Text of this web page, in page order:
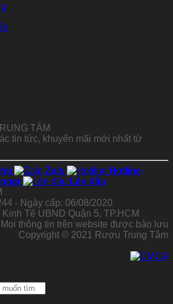
TÂM
tin tức, khuyến mãi mới nhất từ
Zalo
Hotline
Lên đầu
- Ngày cấp: 06/08/2020
Tế UBND Quận 5, TP.HCM
Mọi thông tin trên website được bảo lưu
Copyright © 2021 Rượu Trung Tâm